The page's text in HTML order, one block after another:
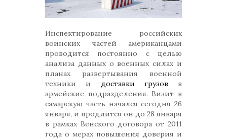
Инспектирование российских
воинских частей американцами
проводится постоянно с целью
анализа данных о военных силах и
планах развертывания военной
техники и доставки грузов в
армейские подразделения. Визит в
самарскую часть начался сегодня 26
января, и продлится он до 28 января
в рамках Венского договора от 2011
года о мерах повышения доверия и